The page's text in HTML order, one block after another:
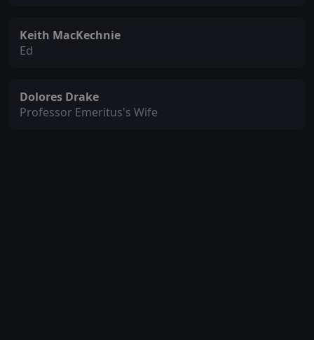
Keith MacKechnie
Ed
Dolores Drake
Professor Emeritus's Wife